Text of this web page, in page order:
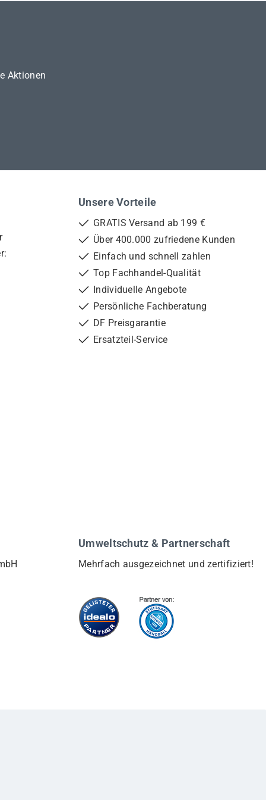
Aktionen
Unsere Vorteile
GRATIS Versand ab 199 €
Über 400.000 zufriedene Kunden
Einfach und schnell zahlen
Top Fachhandel-Qualität
Individuelle Angebote
Persönliche Fachberatung
DF Preisgarantie
Ersatzteil-Service
Umweltschutz & Partnerschaft
Mehrfach ausgezeichnet und zertifiziert!